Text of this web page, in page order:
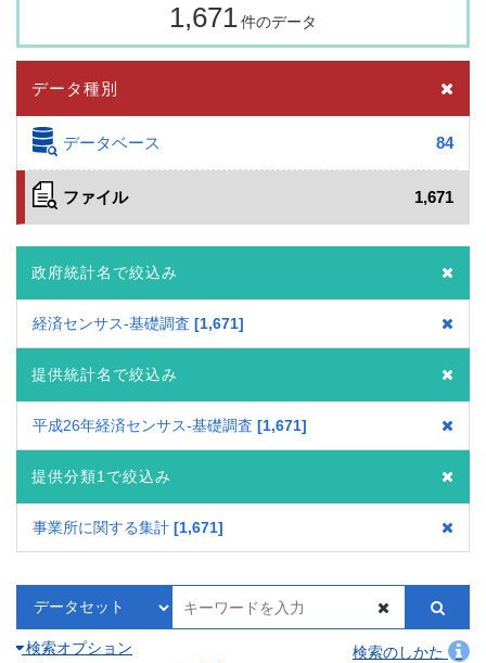
1,671件のデータ
データ種別
データベース 84
ファイル 1,671
政府統計名で絞込み
経済センサス‐基礎調査 1,671
提供統計名で絞込み
平成26年経済センサス‐基礎調査 1,671
提供分類1で絞込み
事業所に関する集計 1,671
検索オプション
検索のしかた